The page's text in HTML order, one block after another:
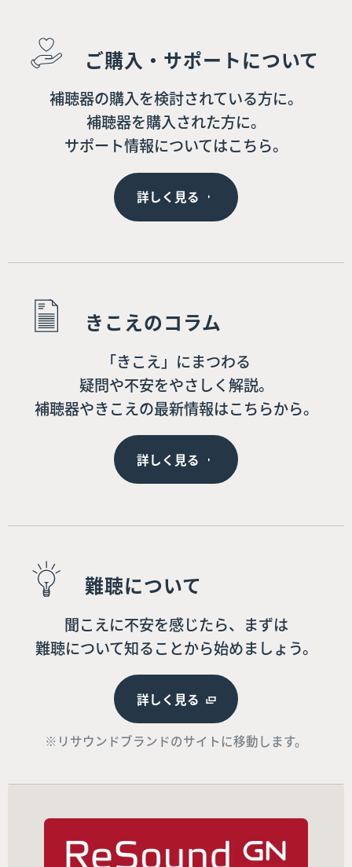
ご購入・サポートについて
補聴器の購入を検討されている方に。
補聴器を購入された方に。
サポート情報についてはこちら。
詳しく見る
きこえのコラム
「きこえ」にまつわる
疑問や不安をやさしく解説。
補聴器やきこえの最新情報はこちらから。
詳しく見る
難聴について
聞こえに不安を感じたら、まずは
難聴について知ることから始めましょう。
詳しく見る
※リサウンドブランドのサイトに移動します。